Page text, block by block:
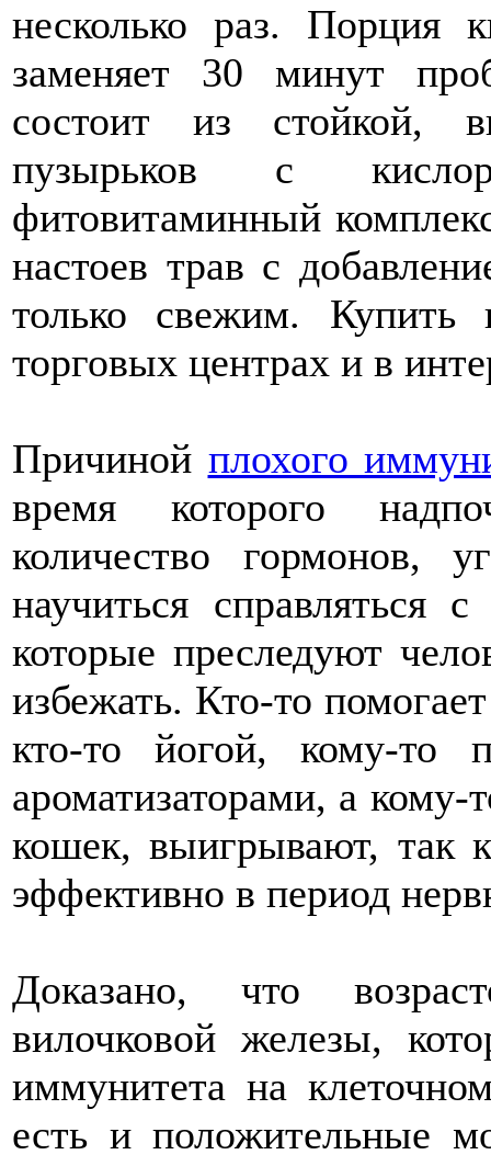
несколько раз. Порция
заменяет 30 минут
состоит из стойкой,
пузырьков с
фитовитаминный
настоев трав с
только свежим.
торговых центрах и в
Причиной плохого
время которого
количество гормонов,
научиться справляться
которые преследуют
избежать. Кто-то
кто-то йогой, кому-то
ароматизаторами, а кому-
кошек, выигрывают, так
эффективно в период
Доказано, что
вилочковой железы,
иммунитета на
есть и положительные